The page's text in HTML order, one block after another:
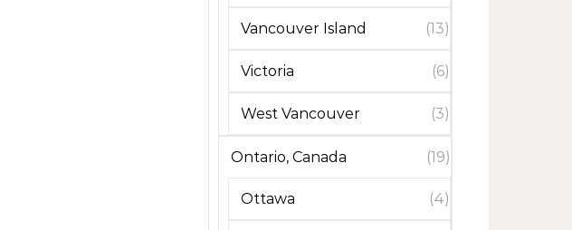
Vancouver Island (13)
Victoria (6)
West Vancouver (3)
Ontario, Canada (19)
Ottawa (4)